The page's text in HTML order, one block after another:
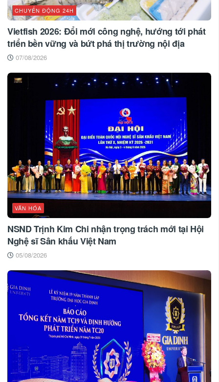
CHUYỂN ĐỘNG 24H
Vietfish 2026: Đổi mới công nghệ, hướng tới phát
triển bền vững và bứt phá thị trường nội địa
07/08/2026
VĂN HÓA
NSND Trịnh Kim Chi nhận trọng trách mới tại Hội
Nghệ sĩ Sân khấu Việt Nam
05/08/2026